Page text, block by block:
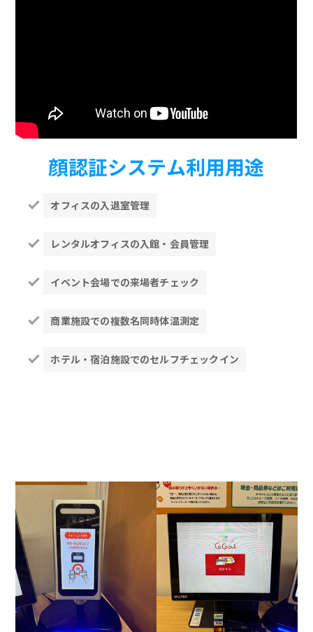
顔認証システム利用用途
オフィスの入退室管理
レンタルオフィスの入館・会員管理
イベント会場での来場者チェック
商業施設での複数名同時体温測定
ホテル・宿泊施設でのセルフチェックイン